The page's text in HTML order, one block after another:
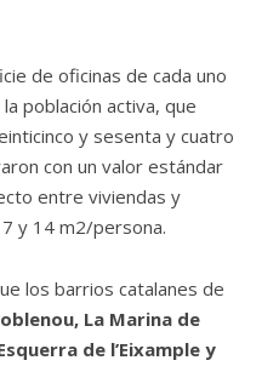
de oficinas de cada uno
población activa, que
y sesenta y cuatro
con un valor estándar
entre viviendas y
y 14 m2/persona.
los barrios catalanes de
La Marina de
de l’Eixample y